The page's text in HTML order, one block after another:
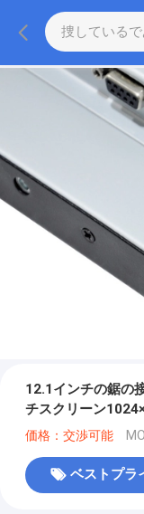
12.1インチの鋸の
チスクリーン
価格：交渉可能
ベストプラ